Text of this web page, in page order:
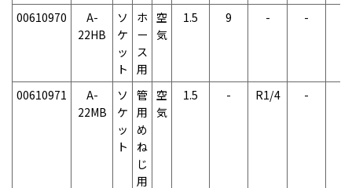
00610970
A-
22HB
ソ
ケ
ッ
ト
ホ
ー
ス
用
空
気
1.5 9 - -
00610971
A-
22MB
ソ
ケ
ッ
ト
管
用
め
ね
じ
用
空
気
1.5 - R1/4 -